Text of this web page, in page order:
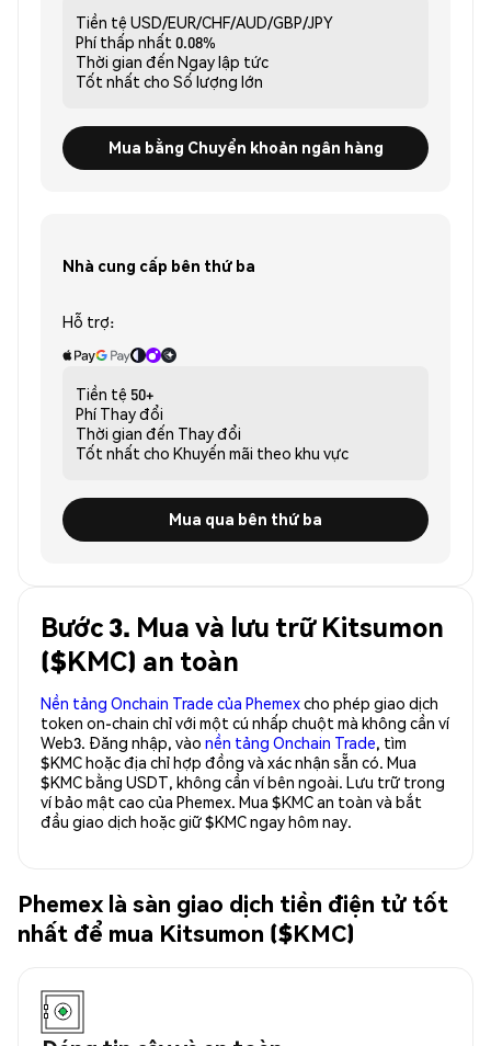
Tiền tệ USD/EUR/CHF/AUD/GBP/JPY
Phí thấp nhất 0.08%
Thời gian đến Ngay lập tức
Tốt nhất cho Số lượng lớn
Mua bằng Chuyển khoản ngân hàng
Nhà cung cấp bên thứ ba
Hỗ trợ:
Tiền tệ 50+
Phí Thay đổi
Thời gian đến Thay đổi
Tốt nhất cho Khuyến mãi theo khu vực
Mua qua bên thứ ba
Bước 3. Mua và lưu trữ Kitsumon
($KMC) an toàn
Nền tảng Onchain Trade của Phemexcho phép giao dịch
token on-chain chỉ với một cú nhấp chuột mà không cần ví
Web3. Đăng nhập, vào nền tảng Onchain Trade, tìm
$KMC hoặc địa chỉ hợp đồng và xác nhận sẵn có. Mua
$KMC bằng USDT, không cần ví bên ngoài. Lưu trữ trong
ví bảo mật cao của Phemex. Mua $KMC an toàn và bắt
đầu giao dịch hoặc giữ $KMC ngay hôm nay.
Phemex là sàn giao dịch tiền điện tử tốt
nhất để mua Kitsumon ($KMC)